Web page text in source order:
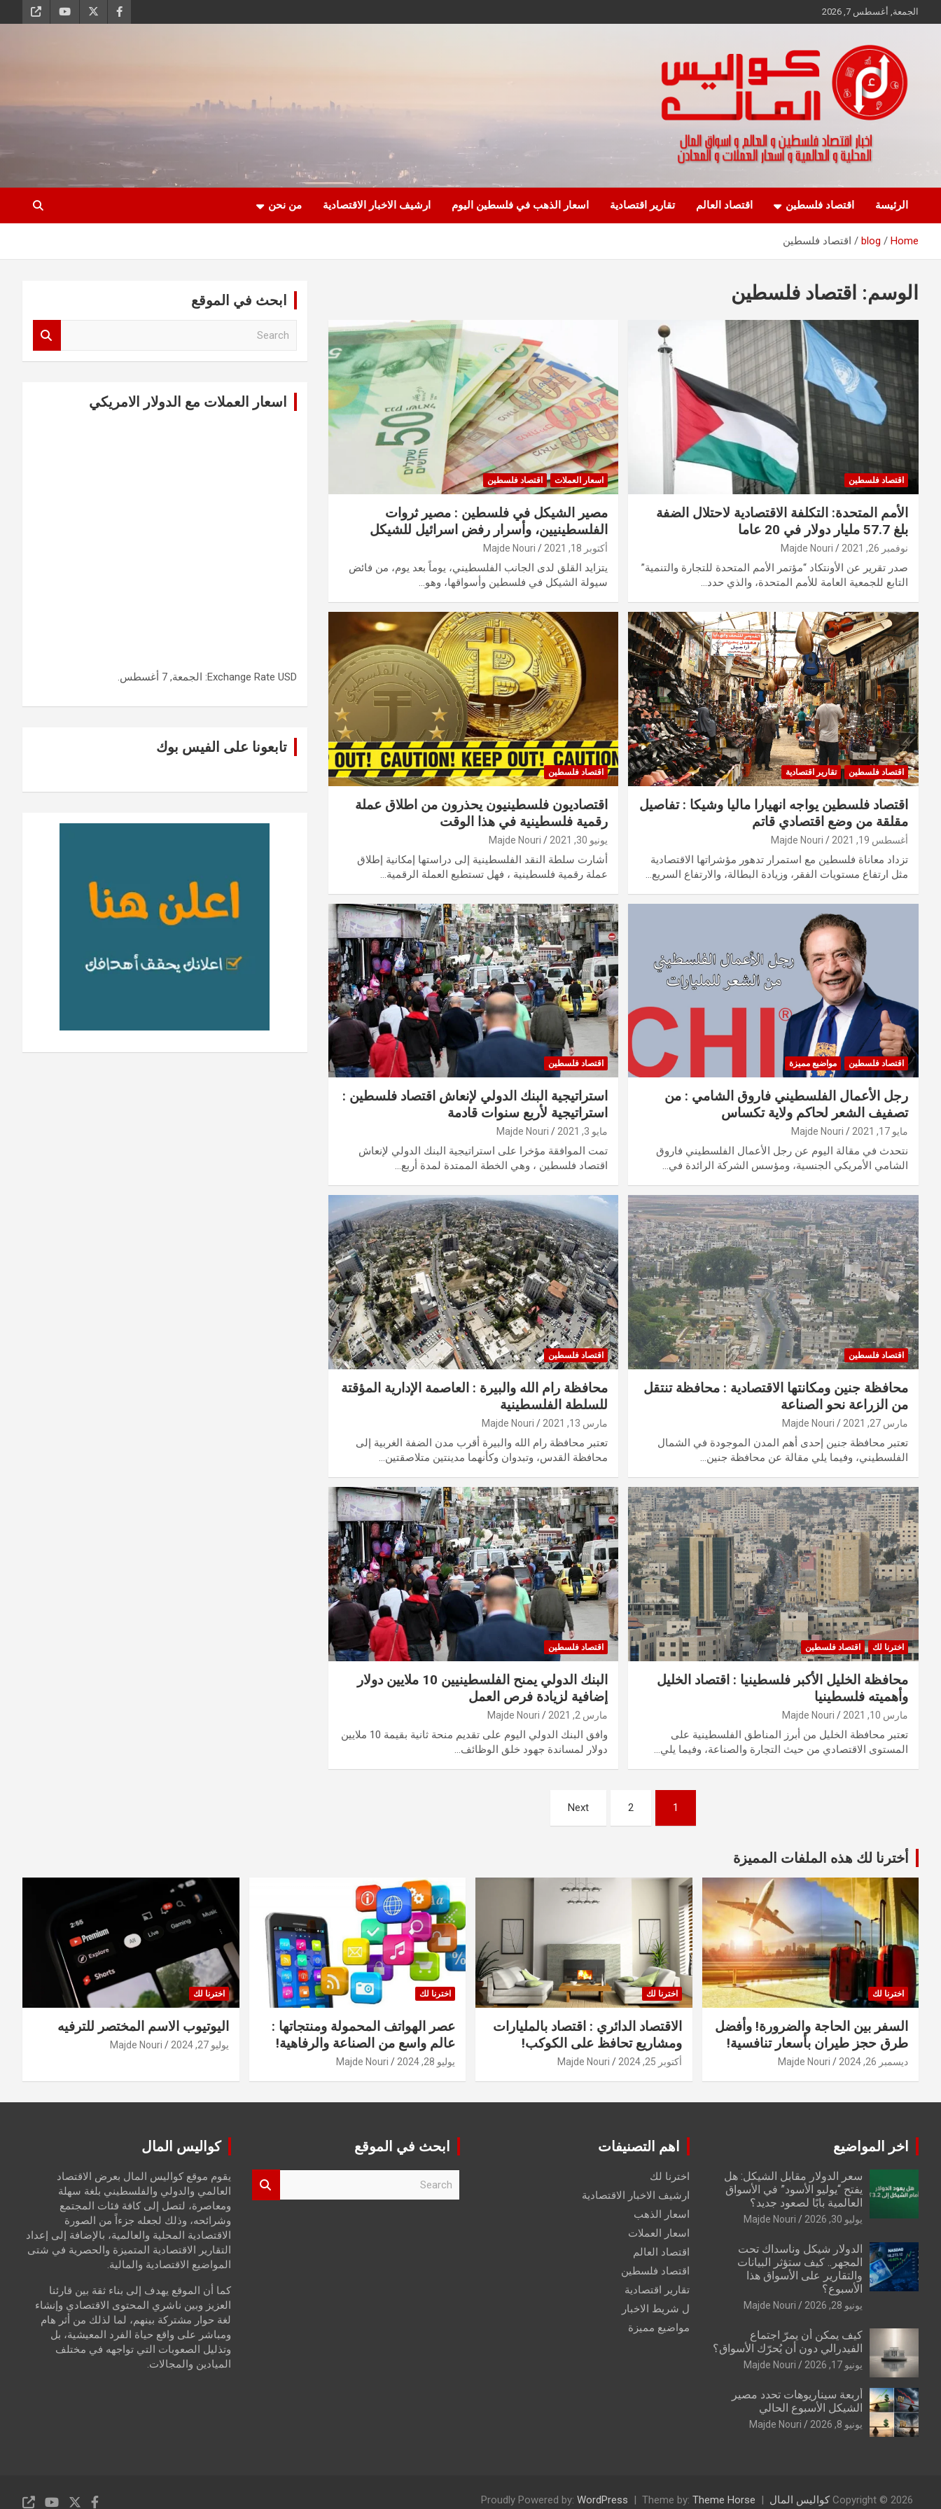
to
الجمعة, أغسطس 7, 2026
كواليس المال
الرئيسة اقتصاد فلسطين اقتصاد العالم تقارير اقتصادية اسعار الذهب في فلسطين اليوم ارشيف الاخبار الاقتصادية من نحن
Home
blog اقتصاد فلسطين
الوسم: اقتصاد فلسطين
اقتصاد فلسطين
الأمم المتحدة: التكلفة الاقتصادية لاحتلال الضفة
بلغ 57.7 مليار دولار في 20 عاما
نوفمبر 26, 2021 Majde Nouri
صدر تقرير عن الأونتكاد “مؤتمر الأمم المتحدة للتجارة والتنمية‏”
التابع للجمعية العامة للأمم المتحدة، والذي حدد…
اسعار العملات اقتصاد فلسطين
مصير الشيكل في فلسطين : مصير ثروات
الفلسطينيين، وأسرار رفض اسرائيل للشيكل
أكتوبر 18, 2021 Majde Nouri
يتزايد القلق لدى الجانب الفلسطيني، يوماً بعد يوم، من فائض
سيولة الشيكل في فلسطين وأسواقها، وهو…
اقتصاد فلسطين تقارير اقتصادية
اقتصاد فلسطين يواجه انهيارا ماليا وشيكا : تفاصيل
مقلقة من وضع اقتصادي قاتم
أغسطس 19, 2021 Majde Nouri
تزداد معاناة فلسطين مع استمرار تدهور مؤشراتها الاقتصادية
مثل ارتفاع مستويات الفقر، وزيادة البطالة، والارتفاع السريع…
اقتصاد فلسطين
اقتصاديون فلسطينيون يحذرون من اطلاق عملة
رقمية فلسطينية في هذا الوقت
يونيو 30, 2021 Majde Nouri
أشارت سلطة النقد الفلسطينية إلى دراستها إمكانية إطلاق
عملة رقمية فلسطينية ، فهل تستطيع العملة الرقمية…
اقتصاد فلسطين مواضيع مميزة
رجل الأعمال الفلسطيني فاروق الشامي : من
تصفيف الشعر لحاكم ولاية تكساس
مايو 17, 2021 Majde Nouri
نتحدث في مقالة اليوم عن رجل الأعمال الفلسطيني فاروق
الشامي الأمريكي الجنسية، ومؤسس الشركة الرائدة في…
اقتصاد فلسطين
استراتيجية البنك الدولي لإنعاش اقتصاد فلسطين :
استراتيجية لأربع سنوات قادمة
مايو 3, 2021 Majde Nouri
تمت الموافقة مؤخرا على استراتيجية البنك الدولي لإنعاش
اقتصاد فلسطين ، وهي الخطة الممتدة لمدة أربع…
اقتصاد فلسطين
محافظة جنين ومكانتها الاقتصادية : محافظة تنتقل
من الزراعة نحو الصناعة
مارس 27, 2021 Majde Nouri
تعتبر محافظة جنين إحدى أهم المدن الموجودة في الشمال
الفلسطيني، وفيما يلي مقالة عن محافظة جنين…
اقتصاد فلسطين
محافظة رام الله والبيرة : العاصمة الإدارية المؤقتة
للسلطة الفلسطينية
مارس 13, 2021 Majde Nouri
تعتبر محافظة رام الله والبيرة أقرب مدن الضفة الغربية إلى
محافظة القدس، وتبدوان وكأنهما مدينتين متلاصقتين…
اخترنا لك اقتصاد فلسطين
محافظة الخليل الأكبر فلسطينيا : اقتصاد الخليل
وأهميته فلسطينيا
مارس 10, 2021 Majde Nouri
تعتبر محافظة الخليل من أبرز المناطق الفلسطينية على
المستوى الاقتصادي من حيث التجارة والصناعة، وفيما يلي…
اقتصاد فلسطين
البنك الدولي يمنح الفلسطينيين 10 ملايين دولار
إضافية لزيادة فرص العمل
مارس 2, 2021 Majde Nouri
وافق البنك الدولي اليوم على تقديم منحة ثانية بقيمة 10 ملايين
دولار لمساندة جهود خلق الوظائف…
المقالات
1
2
Next
ابحث في الموقع
اسعار العملات مع الدولار الامريكي
Exchange Rate USD : الجمعة, 7 أغسطس.
تابعونا على الفيس بوك
أخترنا لك هذه الملفات المميزة
اخترنا لك
السفر بين الحاجة والضرورة! وأفضل
طرق حجز طيران بأسعار تنافسية!
ديسمبر 26, 2024 Majde Nouri
اخترنا لك
الاقتصاد الدائري : اقتصاد بالمليارات
ومشاريع تحافظ على الكوكب!
أكتوبر 25, 2024 Majde Nouri
اخترنا لك
عصر الهواتف المحمولة ومنتجاتها :
عالم واسع من الصناعة والرفاهية!
يوليو 28, 2024 Majde Nouri
اخترنا لك
اليوتيوب الاسم المختصر للترفيه
يوليو 27, 2024 Majde Nouri
اخر المواضيع
سعر الدولار مقابل الشيكل: هل
يفتح “يوليو الأسود” في الأسواق
العالمية بابًا لصعود جديد؟
يوليو 30, 2026 Majde Nouri
الدولار شيكل وناسداك تحت
المجهر.. كيف ستؤثر البيانات
والتقارير على الأسواق هذا
الأسبوع؟
يونيو 28, 2026 Majde Nouri
كيف يمكن أن يمرّ اجتماع
الفيدرالي دون أن يُحرّك الأسواق؟
يونيو 17, 2026 Majde Nouri
أربعة سيناريوهات تحدد مصير
الشيكل الأسبوع الحالي
يونيو 8, 2026 Majde Nouri
اهم التصنيفات
اخترنا لك
ارشيف الاخبار الاقتصادية
اسعار الذهب
اسعار العملات
اقتصاد العالم
اقتصاد فلسطين
تقارير اقتصادية
ل شريط الاخبار
مواضيع مميزة
ابحث في الموقع كواليس المال
يقوم موقع كواليس المال بعرض الاقتصاد
العالمي والدولي والفلسطيني بلغة سهلة
ومعاصرة، لتصل إلى كافة فئات المجتمع
وشرائحه، وذلك لجعله جزءاً من الصورة
الاقتصادية المحلية والعالمية، بالإضافة إلى إعداد
التقارير الاقتصادية المتميزة والحصرية في شتى
المواضيع الاقتصادية والمالية.
كما أن الموقع يهدف إلى بناء ثقة بين قارئنا
العزيز وبين ناشري المحتوى الاقتصادي وإنشاء
لغة حوار مشتركة بينهم، لما لذلك من أثر هام
ومباشر على واقع حياة الفرد المعيشية، بل
وتذليل الصعوبات التي تواجهه في مختلف
الميادين والمجالات.
Copyright © 2026 كواليس المال Theme by: Theme Horse
Proudly Powered by: WordPress